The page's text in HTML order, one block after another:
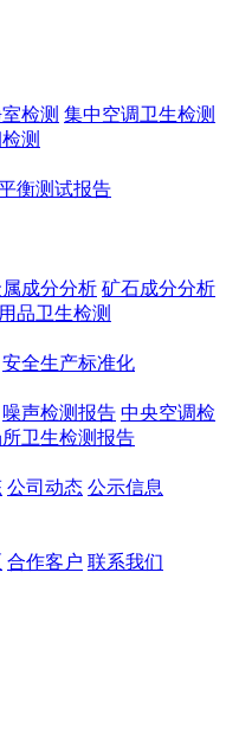
检测 集中空调卫生检测
测
衡测试报告
成分分析 矿石成分分析
品卫生检测
安全生产标准化
噪声检测报告 中央空调检
卫生检测报告
公司动态 公示信息
合作客户 联系我们